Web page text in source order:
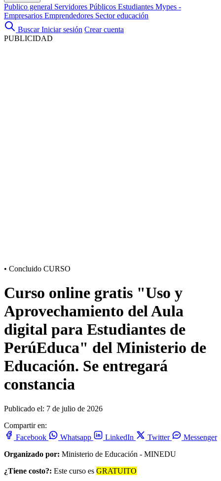
Publico general Servidores Públicos Estudiantes Mypes -
Empresarios Emprendedores Sector educación
Buscar Iniciar sesión Crear cuenta
PUBLICIDAD
• Concluido CURSO
Curso online gratis "Uso y
Aprovechamiento del Aula
digital para Estudiantes de
PerúEduca" del Ministerio de
Educación. Se entregará
constancia
Publicado el: 7 de julio de 2026
Compartir en:
Facebook
Whatsapp LinkedIn Twitter
Messenger
Organizado por: Ministerio de Educación - MINEDU
¿Tiene costo?: Este curso es GRATUITO